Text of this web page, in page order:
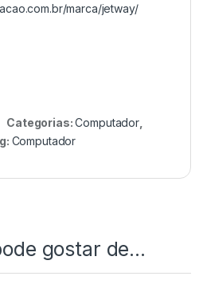
marca/jetway/
Categorias:Computador
Computador
gostar de…